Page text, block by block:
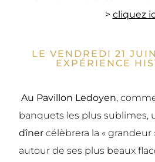
> cliquez
LE VENDREDI 21
EXPÉRIENCE
Au Pavillon Ledoyen,
banquets les plus sublimes,
dîner célèbrera la «
autour de ses plus beaux